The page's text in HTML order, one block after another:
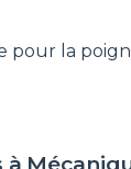
pour la
à